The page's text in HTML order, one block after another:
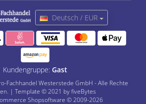
Deutsch / EUR
Kundengruppe: Gast
Fachhandel Westerstede GmbH - Alle Rechte
| Template © 2021 by fiveBytes
Shopsoftware © 2009-2026